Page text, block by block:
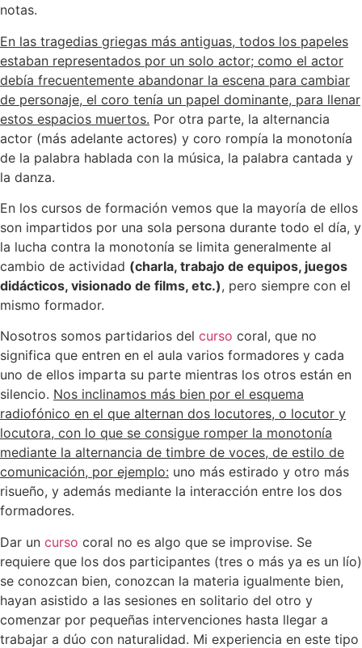
notas.
En las tragedias griegas más antiguas, todos los papeles
estaban representados por un solo actor; como el actor
debía frecuentemente abandonar la escena para cambiar
de personaje, el coro tenía un papel dominante, para llenar
estos espacios muertos. Por otra parte, la alternancia
actor (más adelante actores) y coro rompía la monotonía
de la palabra hablada con la música, la palabra cantada y
la danza.
En los cursos de formación vemos que la mayoría de ellos
son impartidos por una sola persona durante todo el día, y
la lucha contra la monotonía se limita generalmente al
cambio de actividad (charla, trabajo de equipos, juegos
didácticos, visionado de films, etc.), pero siempre con el
mismo formador.
Nosotros somos partidarios del curso coral, que no
significa que entren en el aula varios formadores y cada
uno de ellos imparta su parte mientras los otros están en
silencio. Nos inclinamos más bien por el esquema
radiofónico en el que alternan dos locutores, o locutor y
locutora, con lo que se consigue romper la monotonía
mediante la alternancia de timbre de voces, de estilo de
comunicación, por ejemplo: uno más estirado y otro más
risueño, y además mediante la interacción entre los dos
formadores.
Dar un curso coral no es algo que se improvise. Se
requiere que los dos participantes (tres o más ya es un lío)
se conozcan bien, conozcan la materia igualmente bien,
hayan asistido a las sesiones en solitario del otro y
comenzar por pequeñas intervenciones hasta llegar a
trabajar a dúo con naturalidad. Mi experiencia en este tipo